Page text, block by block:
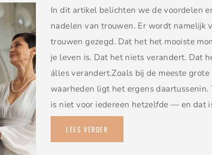
In dit artikel belichten we de voordelen
nadelen van trouwen. Er wordt namelijk
trouwen gezegd. Dat het het mooiste
je leven is. Dat het niets verandert. Dat
álles verandert.Zoals bij de meeste grote
waarheden ligt het ergens daartussenin.
is niet voor iedereen hetzelfde — en dat
LEES VERDER